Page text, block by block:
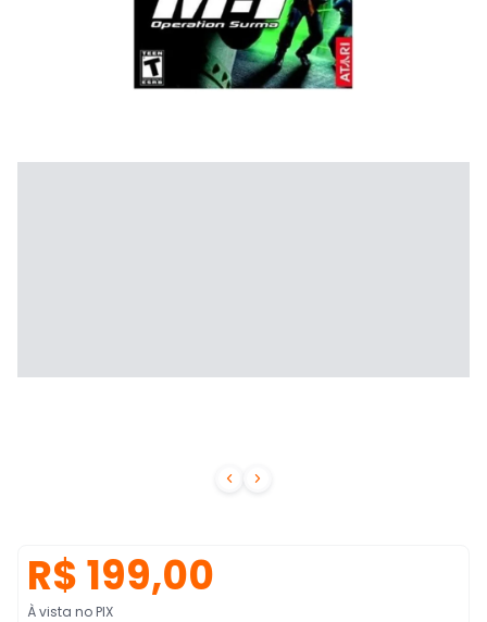
 
R$ 199,00
À vista no PIX